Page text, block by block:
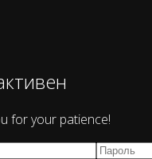
for your patience!